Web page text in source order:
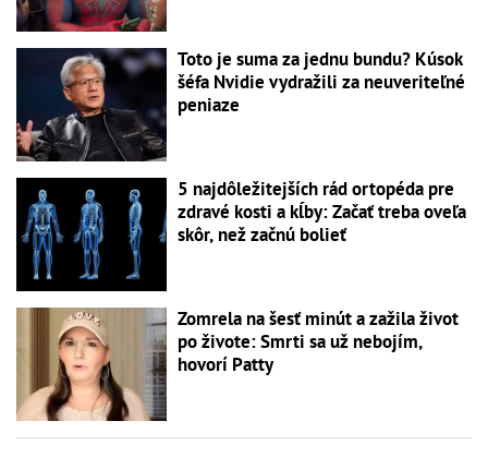
Toto je suma za jednu bundu? Kúsok
šéfa Nvidie vydražili za neuveriteľné
peniaze
5 najdôležitejších rád ortopéda pre
zdravé kosti a kĺby: Začať treba oveľa
skôr, než začnú bolieť
Zomrela na šesť minút a zažila život
po živote: Smrti sa už nebojím,
hovorí Patty